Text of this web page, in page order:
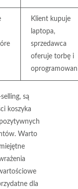
Klient kupuje
laptopa,
sprzedawca
oferuje torbę i
są
koszyka
Warto
dla